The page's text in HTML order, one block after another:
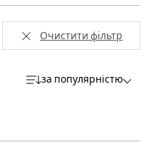
Очистити фільтр
за популярністю